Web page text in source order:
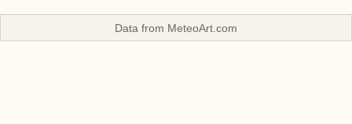
Data from MeteoArt.com